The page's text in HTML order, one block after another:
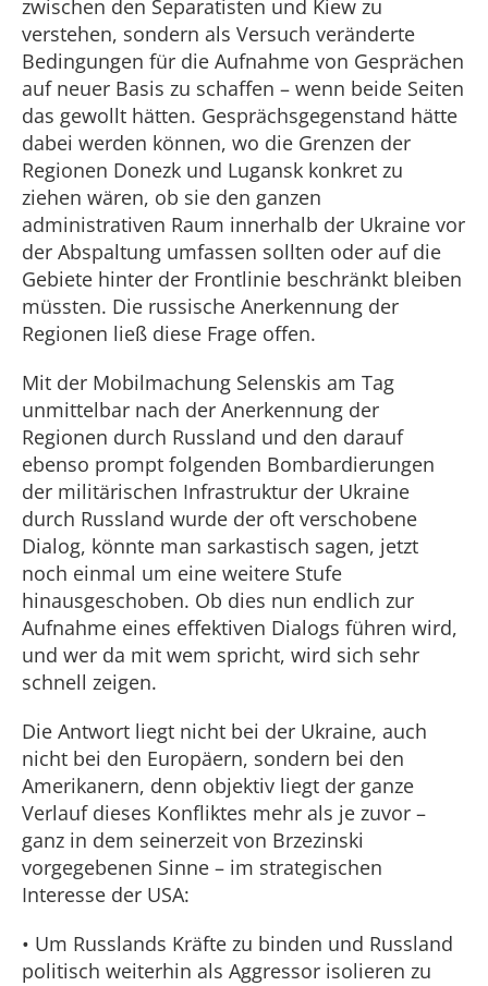
zwischen den Separatisten und Kiew zu
verstehen, sondern als Versuch veränderte
Bedingungen für die Aufnahme von Gesprächen
auf neuer Basis zu schaffen – wenn beide Seiten
das gewollt hätten. Gesprächsgegenstand hätte
dabei werden können, wo die Grenzen der
Regionen Donezk und Lugansk konkret zu
ziehen wären, ob sie den ganzen
administrativen Raum innerhalb der Ukraine vor
der Abspaltung umfassen sollten oder auf die
Gebiete hinter der Frontlinie beschränkt bleiben
müssten. Die russische Anerkennung der
Regionen ließ diese Frage offen.
Mit der Mobilmachung Selenskis am Tag
unmittelbar nach der Anerkennung der
Regionen durch Russland und den darauf
ebenso prompt folgenden Bombardierungen
der militärischen Infrastruktur der Ukraine
durch Russland wurde der oft verschobene
Dialog, könnte man sarkastisch sagen, jetzt
noch einmal um eine weitere Stufe
hinausgeschoben. Ob dies nun endlich zur
Aufnahme eines effektiven Dialogs führen wird,
und wer da mit wem spricht, wird sich sehr
schnell zeigen.
Die Antwort liegt nicht bei der Ukraine, auch
nicht bei den Europäern, sondern bei den
Amerikanern, denn objektiv liegt der ganze
Verlauf dieses Konfliktes mehr als je zuvor –
ganz in dem seinerzeit von Brzezinski
vorgegebenen Sinne – im strategischen
Interesse der USA:
• Um Russlands Kräfte zu binden und Russland
politisch weiterhin als Aggressor isolieren zu